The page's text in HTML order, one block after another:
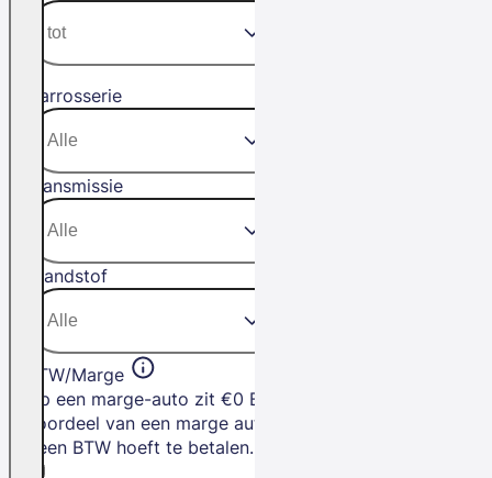
Carrosserie
Transmissie
Brandstof
BTW/Marge
Op een marge-auto zit €0 BTW. Het
voordeel van een marge auto is dat je
geen BTW hoeft te betalen.